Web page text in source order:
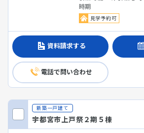
時期
見学予約可
資料請求する
電話で問い合わせ
新築一戸建て
宇都宮市上戸祭２期５棟